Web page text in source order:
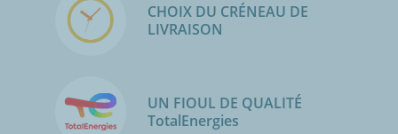
CHOIX DU CRÉNEAU DE
LIVRAISON
UN FIOUL DE QUALITÉ
TotalEnergies